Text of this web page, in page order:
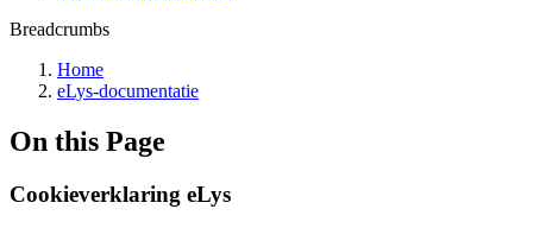
Breadcrumbs
Home
eLys-documentatie
On this Page
Cookieverklaring eLys